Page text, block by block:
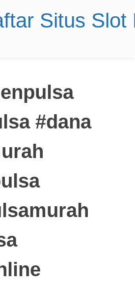
Situs Slot
#dana